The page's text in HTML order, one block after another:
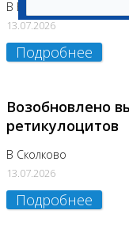
В Бутово
13.07.2026
Подробнее
Возобновлено
ретикулоцитов
В Сколково
13.07.2026
Подробнее